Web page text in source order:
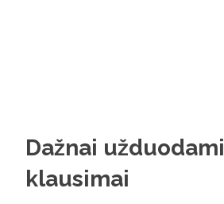
Dažnai užduodami
klausimai